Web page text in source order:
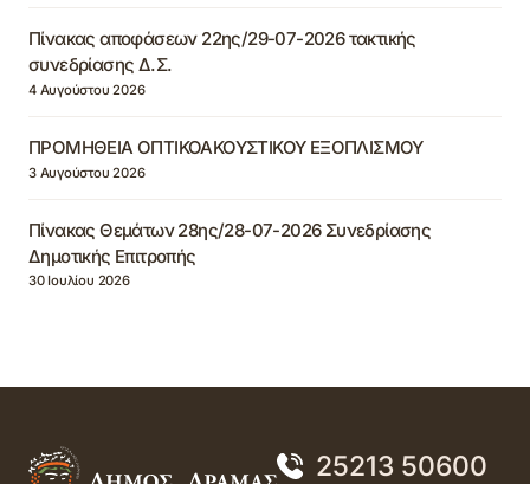
Πίνακας αποφάσεων 22ης/29-07-2026 τακτικής
συνεδρίασης Δ.Σ.
4 Αυγούστου 2026
ΠΡΟΜΗΘΕΙΑ ΟΠΤΙΚΟΑΚΟΥΣΤΙΚΟΥ ΕΞΟΠΛΙΣΜΟΥ
3 Αυγούστου 2026
Πίνακας Θεμάτων 28ης/28-07-2026 Συνεδρίασης
Δημοτικής Επιτροπής
30 Ιουλίου 2026
25213 50600